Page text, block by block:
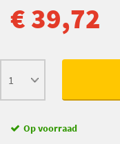
€ 39,72
Op voorraad